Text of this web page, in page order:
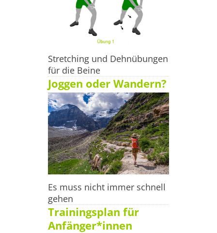
Stretching und Dehnübungen
für die Beine
Joggen oder Wandern?
Es muss nicht immer schnell
gehen
Trainingsplan für
Anfänger*innen